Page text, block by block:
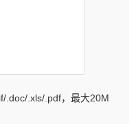
.doc/.xls/.pdf，最大20M